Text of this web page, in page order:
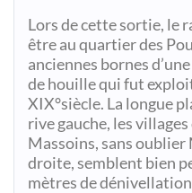
Lors de cette sortie, le
être au quartier des
anciennes bornes
de houille qui fut
XIX°siècle. La longue
rive gauche, les
Massoins, sans oublier
droite, semblent bien
mètres de